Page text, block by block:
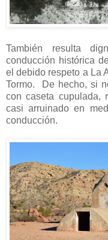
También resulta
conducción histórica
el debido respeto a La
Tormo. De hecho, si
con caseta cupulada,
casi arruinado en
conducción.